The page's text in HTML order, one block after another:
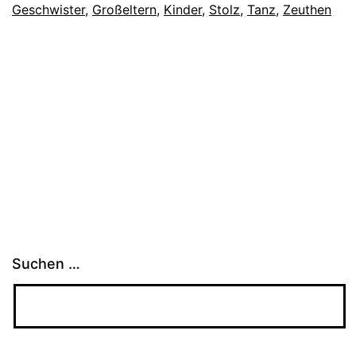
Geschwister, Großeltern, Kinder, Stolz, Tanz, Zeuthen
Suchen …